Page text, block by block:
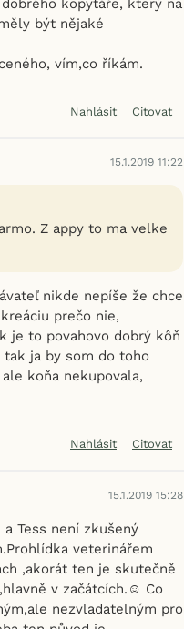
být nějaké
vím,co říkám.
Nahlásit Citovat
15.1.2019 11:22
Z appy to ma velke
nikde nepíše že chce
prečo nie,
je to povahovo dobrý kôň
ja by som do toho
koňa nekupovala,
Nahlásit Citovat
15.1.2019 15:28
Tess není zkušený
veterinářem
,akorát ten je skutečně
v začátcích.☺️ Co
nezvladatelným pro